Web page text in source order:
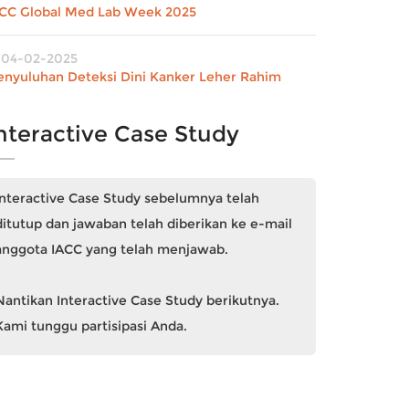
Global Med Lab Week 2025
04-02-2025
Deteksi Dini Kanker Leher Rahim
Case Study
Case Study sebelumnya telah
dan jawaban telah diberikan ke e-mail
IACC yang telah menjawab.
Interactive Case Study berikutnya.
tunggu partisipasi Anda.